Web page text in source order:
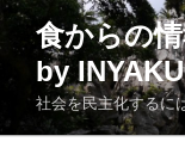
コ
食からの
by
社会を民主化するに